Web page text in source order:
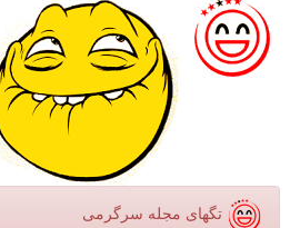
تگهای مجله سرگرمی